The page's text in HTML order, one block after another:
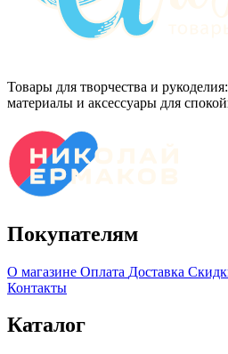
Товары для творчества и
материалы и аксессуары для
Покупателям
О магазине Оплата Доставка
Контакты
Каталог